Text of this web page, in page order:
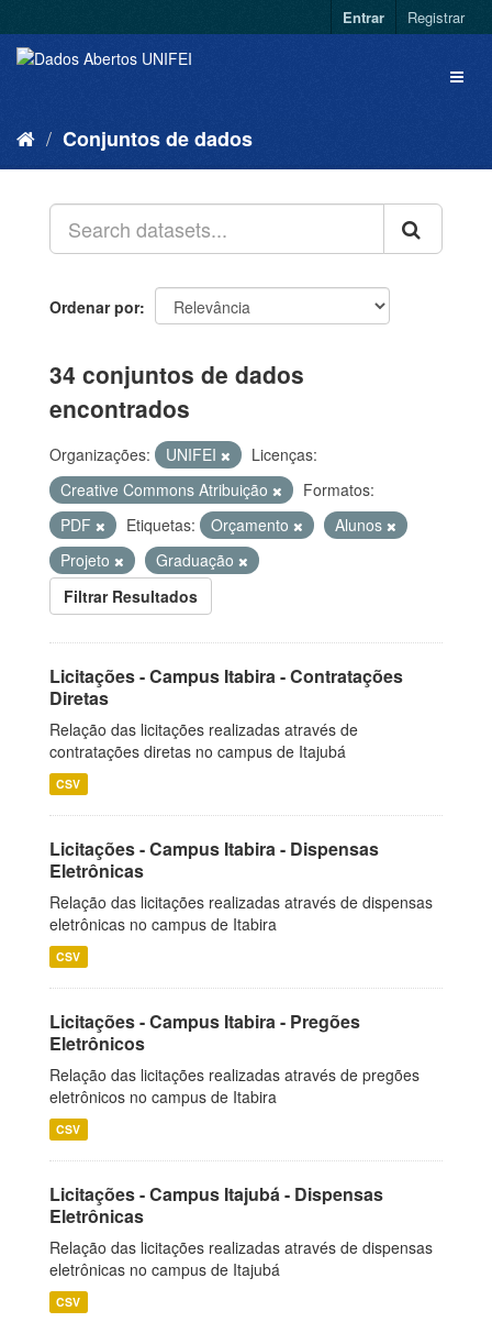
Entrar Registrar
Conjuntos de dados
Ordenar por
34 conjuntos de dados
encontrados
Organizações: UNIFEI
Licenças:
Creative Commons Atribuição
Formatos:
PDF
Etiquetas: Orçamento
Alunos
Projeto
Graduação
Filtrar Resultados
Licitações - Campus Itabira - Contratações
Diretas
Relação das licitações realizadas através de
contratações diretas no campus de Itajubá
CSV
Licitações - Campus Itabira - Dispensas
Eletrônicas
Relação das licitações realizadas através de dispensas
eletrônicas no campus de Itabira
CSV
Licitações - Campus Itabira - Pregões
Eletrônicos
Relação das licitações realizadas através de pregões
eletrônicos no campus de Itabira
CSV
Licitações - Campus Itajubá - Dispensas
Eletrônicas
Relação das licitações realizadas através de dispensas
eletrônicas no campus de Itajubá
CSV